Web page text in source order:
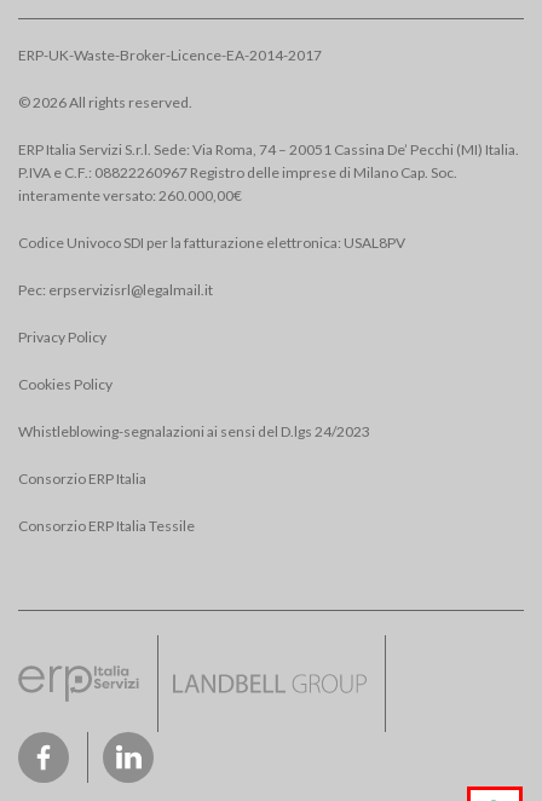
ERP-UK-Waste-Broker-Licence-EA-2014-2017
© 2026 All rights reserved.
ERP Italia Servizi S.r.l. Sede: Via Roma, 74 – 20051 Cassina De’ Pecchi (MI) Italia.
P.IVA e C.F.: 08822260967 Registro delle imprese di Milano Cap. Soc.
interamente versato: 260.000,00€
Codice Univoco SDI per la fatturazione elettronica: USAL8PV
Pec: erpservizisrl@legalmail.it
Privacy Policy
Cookies Policy
Whistleblowing-segnalazioni ai sensi del D.lgs 24/2023
Consorzio ERP Italia
Consorzio ERP Italia Tessile
Social